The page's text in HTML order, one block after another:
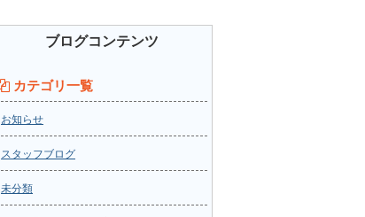
ブログコンテンツ
カテゴリ一覧
お知らせ
スタッフブログ
未分類